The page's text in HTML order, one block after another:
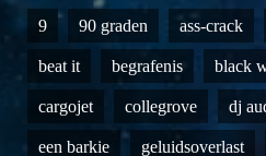
9 90 graden ass-crack
beat it begrafenis black
cargojet collegrove dj
een barkie geluidsoverlast